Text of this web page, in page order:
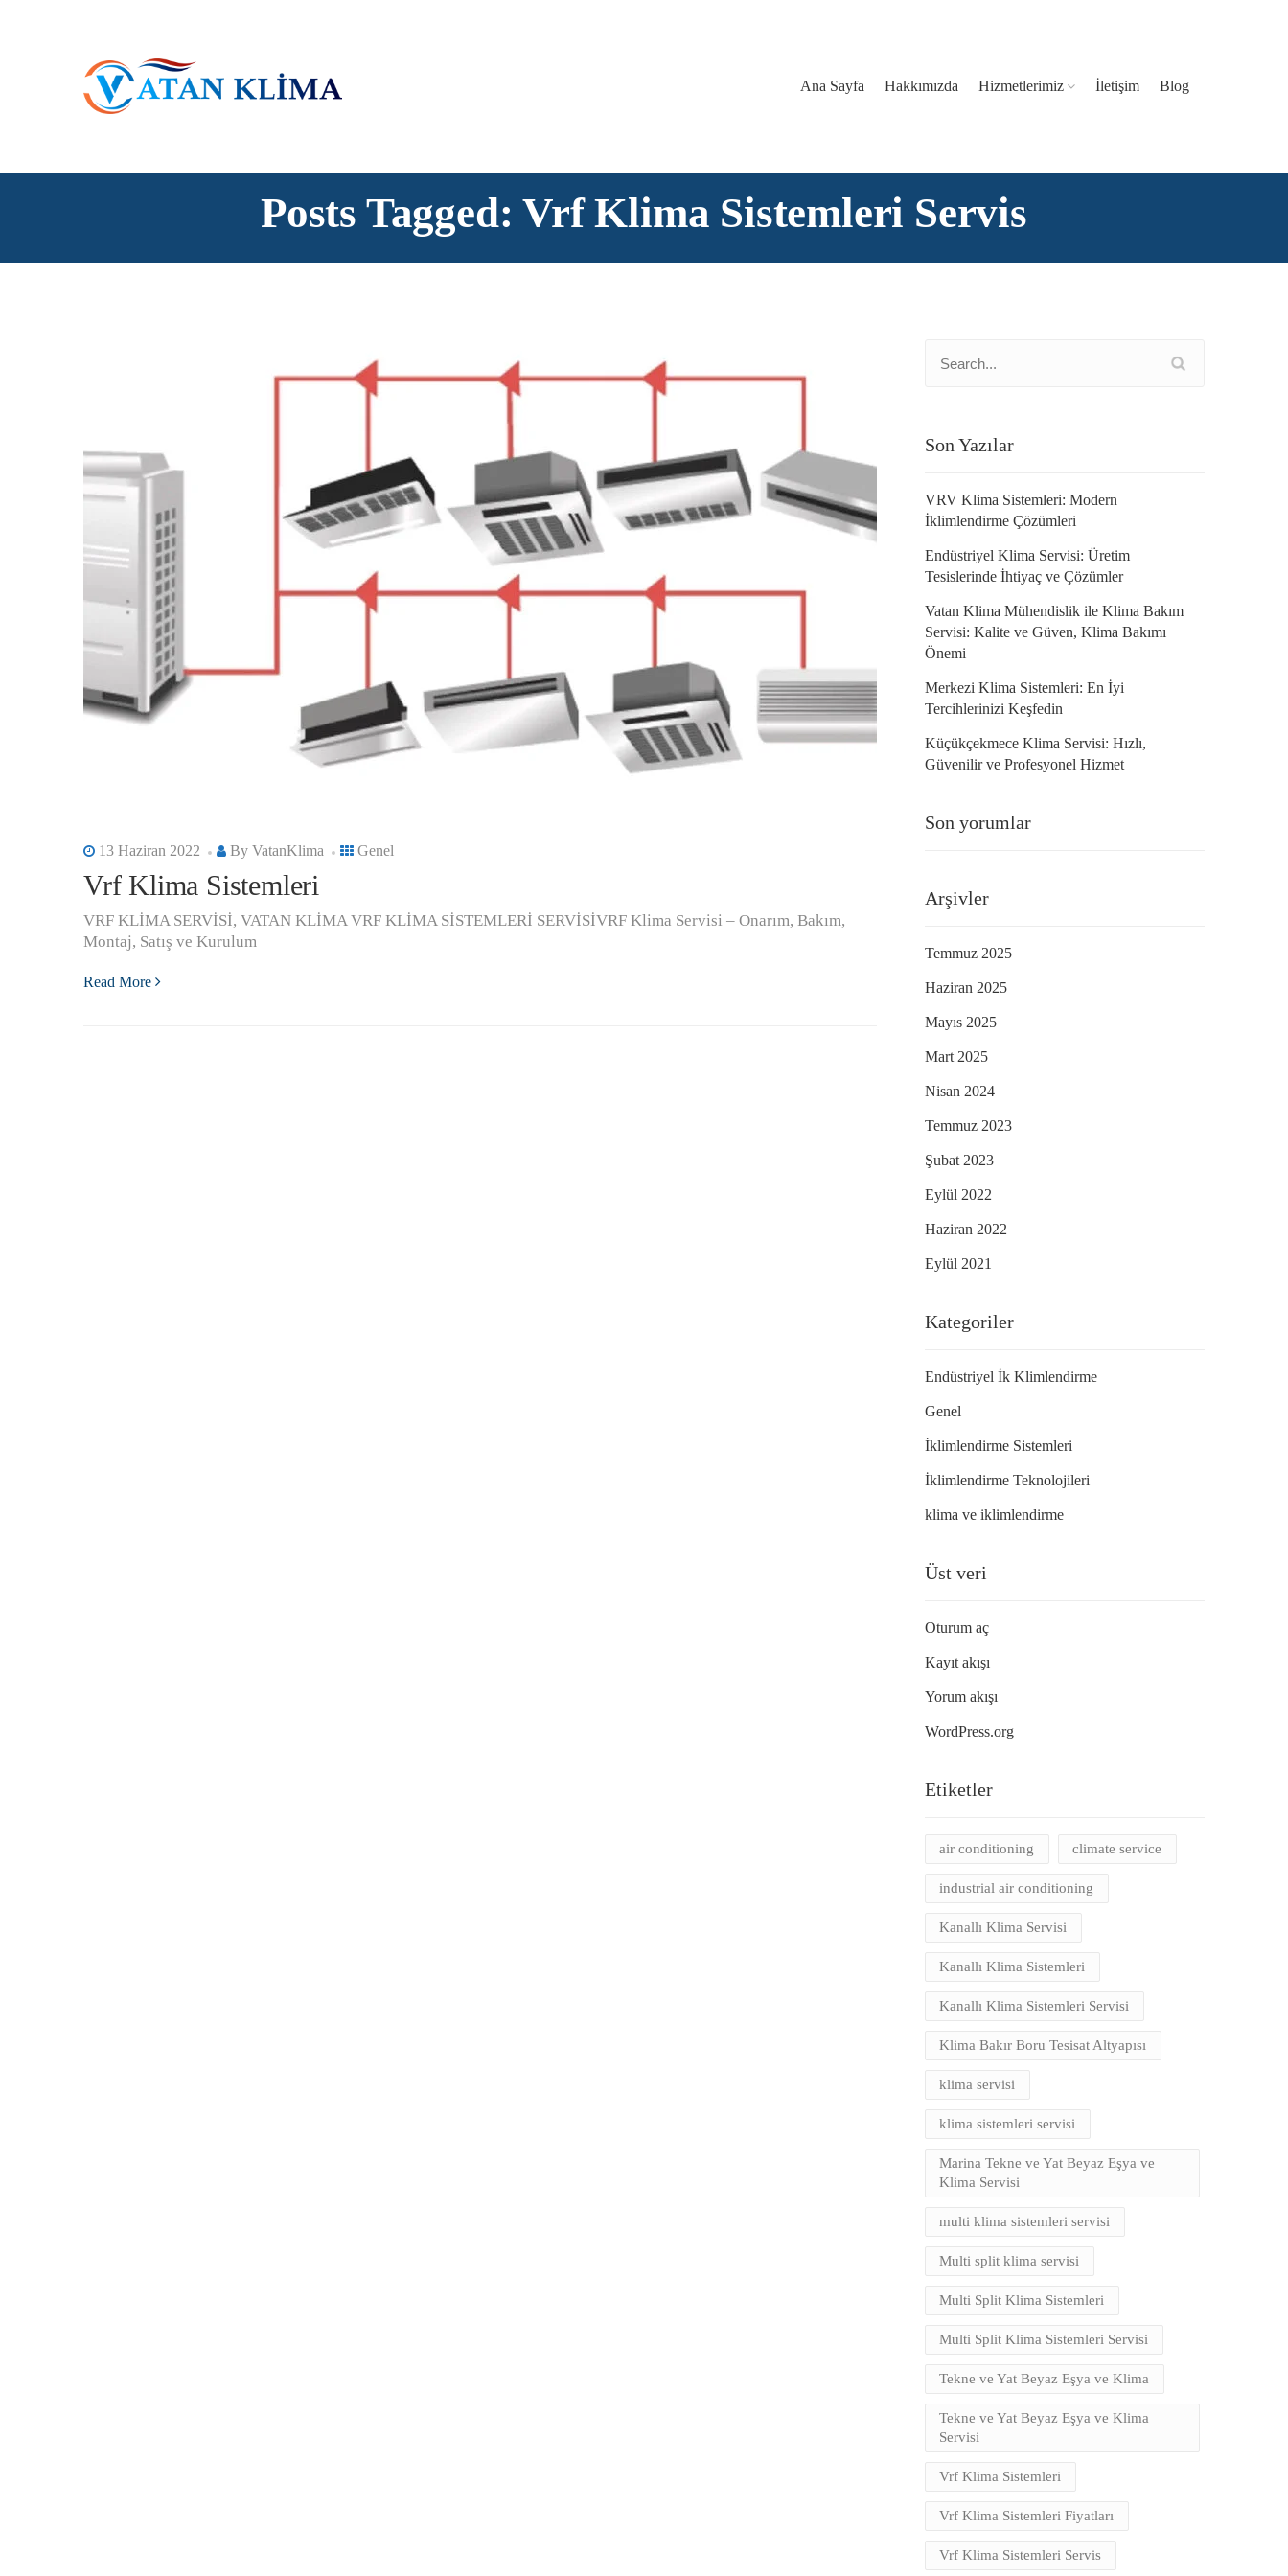
Ana Sayfa Hakkımızda Hizmetlerimiz İletişim Blog
Posts Tagged: Vrf Klima Sistemleri Servis
13 Haziran 2022 By VatanKlima Genel
Vrf Klima Sistemleri
VRF KLİMA SERVİSİ, VATAN KLİMA VRF KLİMA SİSTEMLERİ SERVİSİVRF Klima Servisi – Onarım, Bakım,
Montaj, Satış ve Kurulum
Read More
Son Yazılar
VRV Klima Sistemleri: Modern
İklimlendirme Çözümleri
Endüstriyel Klima Servisi: Üretim
Tesislerinde İhtiyaç ve Çözümler
Vatan Klima Mühendislik ile Klima Bakım
Servisi: Kalite ve Güven, Klima Bakımı
Önemi
Merkezi Klima Sistemleri: En İyi
Tercihlerinizi Keşfedin
Küçükçekmece Klima Servisi: Hızlı,
Güvenilir ve Profesyonel Hizmet
Son yorumlar
Arşivler
Temmuz 2025
Haziran 2025
Mayıs 2025
Mart 2025
Nisan 2024
Temmuz 2023
Şubat 2023
Eylül 2022
Haziran 2022
Eylül 2021
Kategoriler
Endüstriyel İk Klimlendirme
Genel
İklimlendirme Sistemleri
İklimlendirme Teknolojileri
klima ve iklimlendirme
Üst veri
Oturum aç
Kayıt akışı
Yorum akışı
WordPress.org
Etiketler
air conditioning climate service
industrial air conditioning
Kanallı Klima Servisi
Kanallı Klima Sistemleri
Kanallı Klima Sistemleri Servisi
Klima Bakır Boru Tesisat Altyapısı
klima servisi
klima sistemleri servisi
Marina Tekne ve Yat Beyaz Eşya ve
Klima Servisi
multi klima sistemleri servisi
Multi split klima servisi
Multi Split Klima Sistemleri
Multi Split Klima Sistemleri Servisi
Tekne ve Yat Beyaz Eşya ve Klima
Tekne ve Yat Beyaz Eşya ve Klima
Servisi
Vrf Klima Sistemleri
Vrf Klima Sistemleri Fiyatları
Vrf Klima Sistemleri Servis